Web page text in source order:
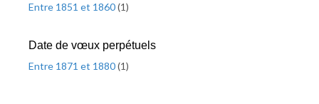
Entre 1851 et 1860(1)
Date de vœux perpétuels
Entre 1871 et 1880(1)